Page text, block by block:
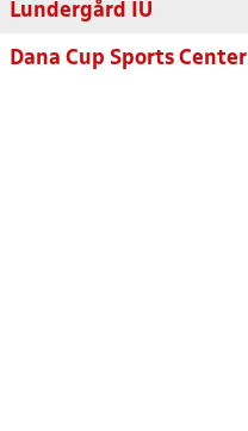
Lundergård IU
Dana Cup Sports Center